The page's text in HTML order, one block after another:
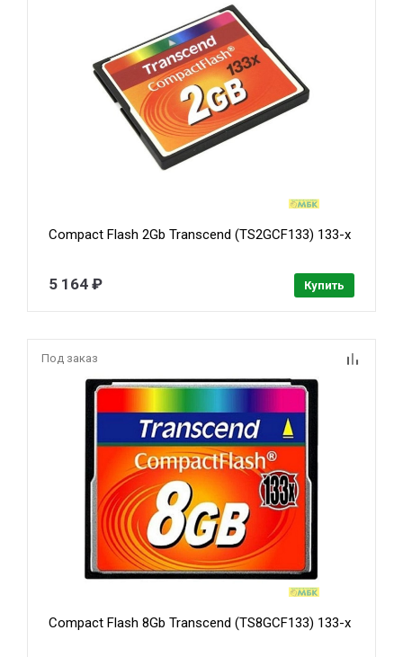
Compact Flash 2Gb Transcend (TS2GCF133) 133-x
5 164 ₽ Купить
Под заказ
Compact Flash 8Gb Transcend (TS8GCF133) 133-x